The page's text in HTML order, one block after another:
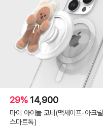
29% 14,900
마이 아이돌 코비(맥세이프-아크릴
스마트톡)